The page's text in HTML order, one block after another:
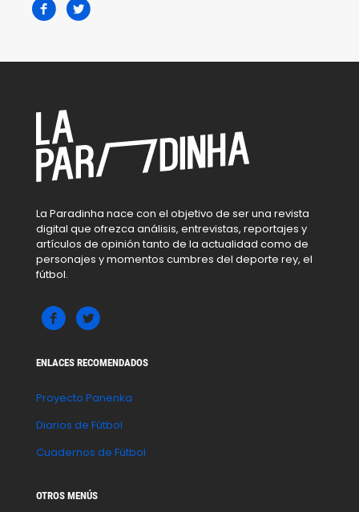
La Paradinha nace con el objetivo de ser una revista
digital que ofrezca análisis, entrevistas, reportajes y
artículos de opinión tanto de la actualidad como de
personajes y momentos cumbres del deporte rey, el
fútbol.
ENLACES RECOMENDADOS
Proyecto Panenka
Diarios de Fútbol
Cuadernos de Fútbol
OTROS MENÚS